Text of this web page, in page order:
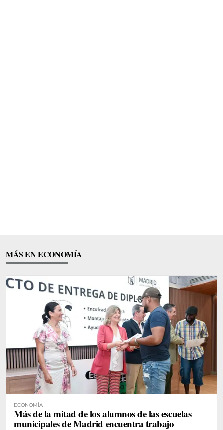
MÁS EN ECONOMÍA
ECONOMÍA
Más de la mitad de los alumnos de las escuelas
municipales de Madrid encuentra trabajo